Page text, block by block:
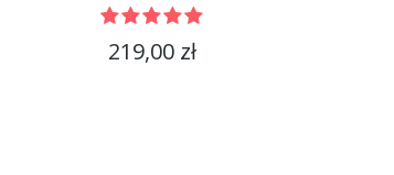
219,00 zł